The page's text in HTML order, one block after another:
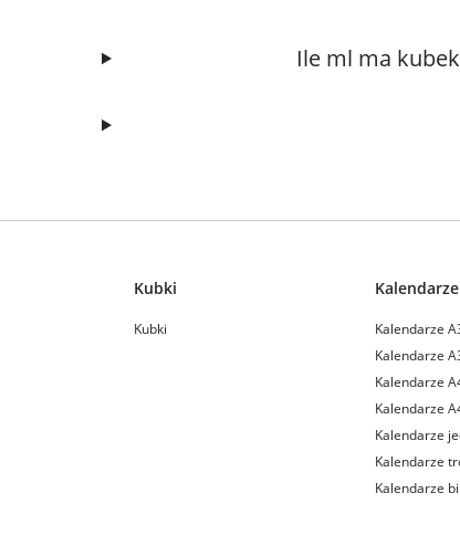
Ile ml ma
Kubki
Kubki
Kalendarze
Kalendarze
Kalendarze
Kalendarze
Kalendarze
Kalendarze
Kalendarze
Kalendarze